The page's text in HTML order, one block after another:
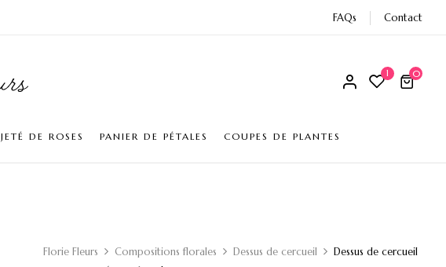
FAQs Contact
1 0
JETÉ DE ROSES PANIER DE PÉTALES COUPES DE PLANTES
Florie Fleurs Compositions florales Dessus de cercueil
Dessus de cercueil